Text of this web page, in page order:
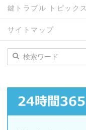
鍵トラブル トピックス
サイトマップ